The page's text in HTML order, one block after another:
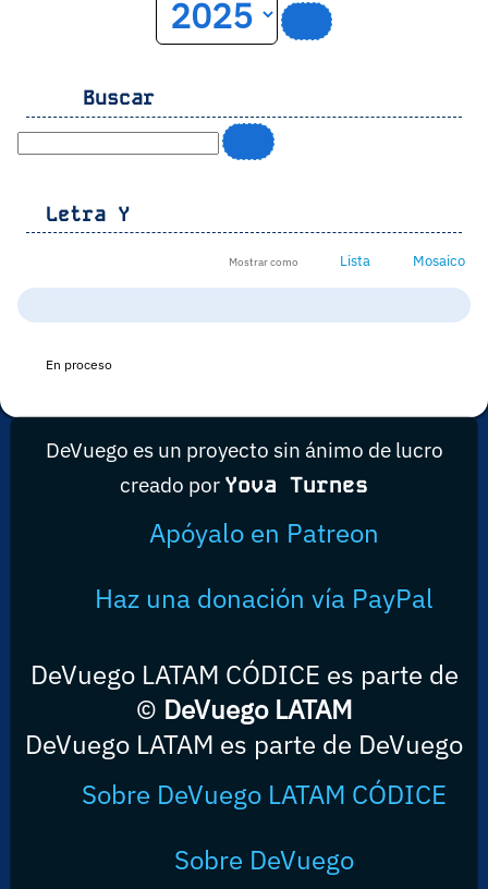
Buscar
Letra Y
Mostrar como Lista Mosaico
En proceso
DeVuego es un proyecto sin ánimo de lucro
creado por Yova Turnes
Apóyalo en Patreon
Haz una donación vía PayPal
DeVuego LATAM CÓDICE es parte de
© DeVuego LATAM
DeVuego LATAM es parte de DeVuego
Sobre DeVuego LATAM CÓDICE
Sobre DeVuego